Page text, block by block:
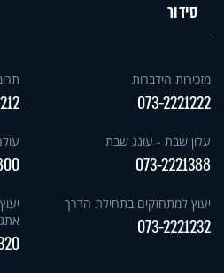
סידור
מזכירות הידברות
073-2221222
עלון שבת - עונג שבת
073-2221388
יעוץ למתחזקים בתחילת הדרך
073-2221232